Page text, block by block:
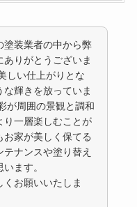
塗装業者の中から弊
りがとうございま
しい仕上がりとな
な輝きを放っていま
が周囲の景観と調和
り一層楽しむことが
お家が美しく保てる
ナンスや塗り替え
ます。
お願いいたしま